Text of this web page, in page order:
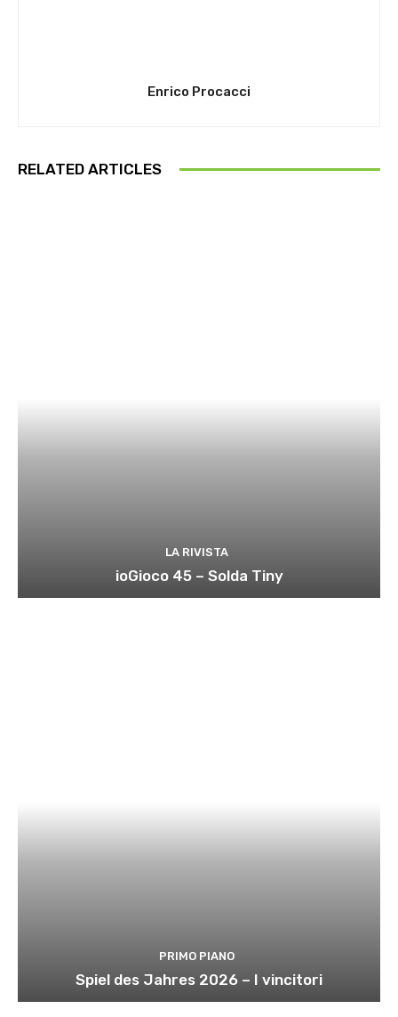
Enrico Procacci
RELATED ARTICLES
LA RIVISTA
ioGioco 45 – Solda Tiny
PRIMO PIANO
Spiel des Jahres 2026 – I vincitori